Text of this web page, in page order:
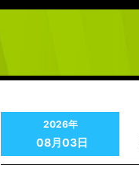
2026年
08月03日